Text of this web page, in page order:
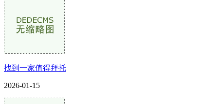
找到一家值得拜托
2026-01-15